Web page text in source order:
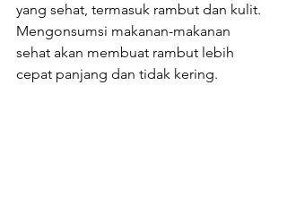
yang sehat, termasuk rambut dan kulit.
Mengonsumsi makanan-makanan
sehat akan membuat rambut lebih
cepat panjang dan tidak kering.